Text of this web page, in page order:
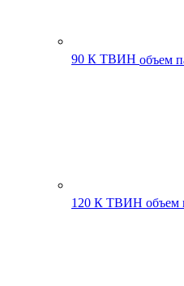
90 К ТВИН объем
120 К ТВИН объем